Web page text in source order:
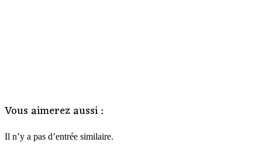
Vous aimerez aussi :
Il n’y a pas d’entrée similaire.